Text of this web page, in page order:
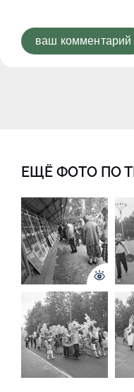
ваш комментарий
ЕЩЁ ФОТО ПО